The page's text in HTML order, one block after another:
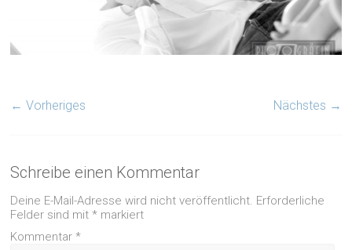
← Vorheriges Nächstes →
Schreibe einen Kommentar
Deine E-Mail-Adresse wird nicht veröffentlicht. Erforderliche
Felder sind mit* markiert
Kommentar*